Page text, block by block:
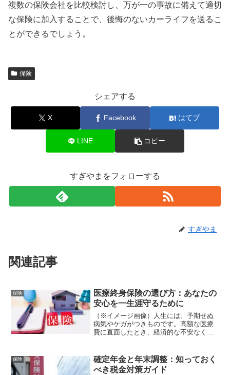
複数の保険会社を比較検討し、万が一の事故に備えて適切
な保険に加入することで、後悔のないカーライフを送るこ
とができるでしょう。
保険
シェアする
X Facebook はてブ
LINE コピー
すぎやまをフォローする
すぎやま
関連記事
保険
医療終身保険の選び方：あなたの
安心を一生涯守るために
（※イメージ画像）人生には、予期せぬ
病気やケガがつきものです。高額な医療
費に直面したとき、経済的な不安なく治
になるのが「医療終身保険」です。数あ
る保険種類の中でも、医療...
保険
確定年金と年末調整：知っておく
べき税金対策ガイド